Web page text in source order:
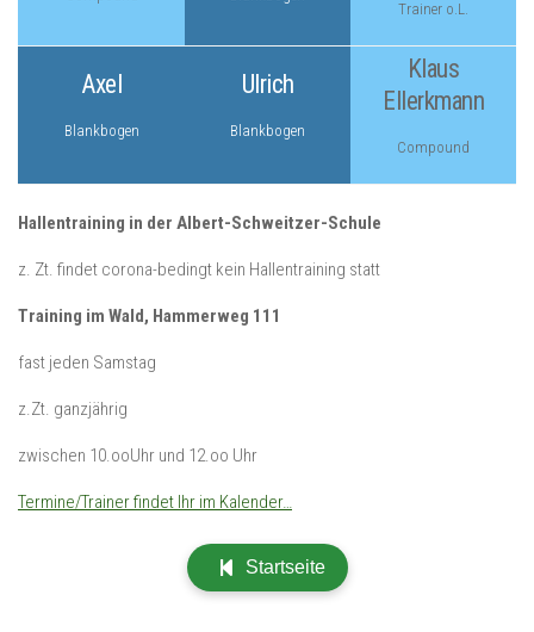
Trainer o.L.
Axel
Blankbogen
Ulrich
Blankbogen
Klaus
Ellerkmann
Compound
Hallentraining in der Albert-Schweitzer-Schule
z. Zt. findet corona-bedingt kein Hallentraining statt
Training im Wald, Hammerweg 111
fast jeden Samstag
z.Zt. ganzjährig
zwischen 10.ooUhr und 12.oo Uhr
Termine/Trainer findet Ihr im Kalender…
Startseite